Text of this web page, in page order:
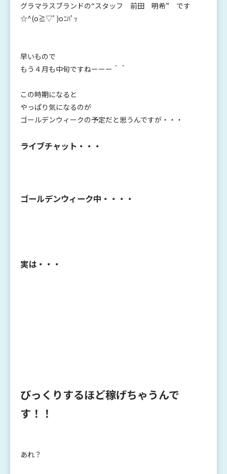
グラマラスブランドの“スタッフ 前田 明希” です
☆^(o≧▽ﾟ)oﾆﾊﾟｯ
早いもので
もう４月も中旬ですねーーー＾＾
この時期になると
やっぱり気になるのが
ゴールデンウィークの予定だと思うんですが・・・
ライブチャット・・・
ゴールデンウィーク中・・・・
実は・・・
びっくりするほど稼げちゃうんで
す！！
あれ？